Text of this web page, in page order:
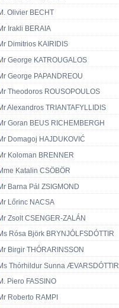
Olivier BECHT
Irakli BERAIA
Dimitrios KAIRIDIS
George KATROUGALOS
George PAPANDREOU
Theodoros ROUSOPOULOS
Alexandros TRIANTAFYLLIDIS
Goran BEUS RICHEMBERGH
Domagoj HAJDUKOVIĆ
Koloman BRENNER
Katalin CSÖBÖR
Barna Pál ZSIGMOND
Lőrinc NACSA
Zsolt CSENGER-ZALÁN
Rósa Björk BRYNJÓLFSDÓTTIR
Birgir THÓRARINSSON
Thórhildur Sunna ÆVARSDÓTTIR
Piero FASSINO
Roberto RAMPI